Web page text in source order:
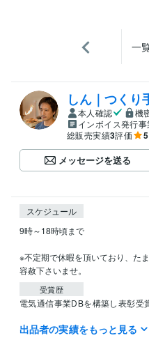
一
しん｜つくり
本人確認
機
インボイス発行
総販売実績3評価
メッセージを送る
スケジュール
9時～18時頃まで
※不定期で休暇を頂いており、た
容赦下さいませ。
受賞歴
電気通信事業DBを構築し表彰受
資格・検定
出品者の実績をもっと見る